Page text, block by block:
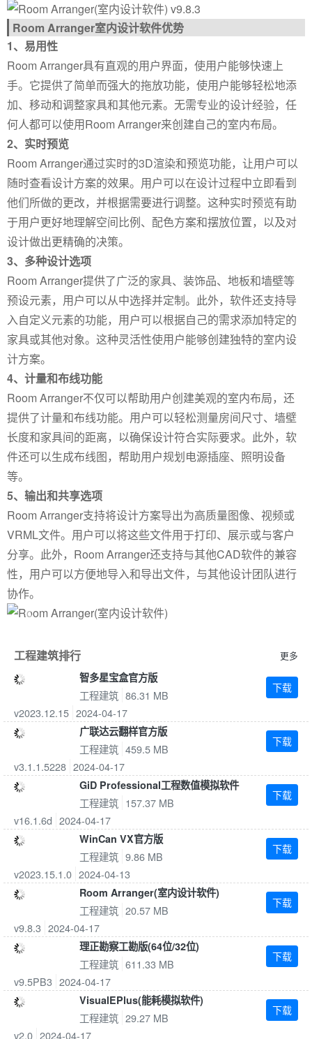
Room Arranger室内设计软件优势
1、易用性
Room Arranger具有直观的用户界面，使用户能够快速上
手。它提供了简单而强大的拖放功能，使用户能够轻松地添
加、移动和调整家具和其他元素。无需专业的设计经验，任
何人都可以使用Room Arranger来创建自己的室内布局。
2、实时预览
Room Arranger通过实时的3D渲染和预览功能，让用户可以
随时查看设计方案的效果。用户可以在设计过程中立即看到
他们所做的更改，并根据需要进行调整。这种实时预览有助
于用户更好地理解空间比例、配色方案和摆放位置，以及对
设计做出更精确的决策。
3、多种设计选项
Room Arranger提供了广泛的家具、装饰品、地板和墙壁等
预设元素，用户可以从中选择并定制。此外，软件还支持导
入自定义元素的功能，用户可以根据自己的需求添加特定的
家具或其他对象。这种灵活性使用户能够创建独特的室内设
计方案。
4、计量和布线功能
Room Arranger不仅可以帮助用户创建美观的室内布局，还
提供了计量和布线功能。用户可以轻松测量房间尺寸、墙壁
长度和家具间的距离，以确保设计符合实际要求。此外，软
件还可以生成布线图，帮助用户规划电源插座、照明设备
等。
5、输出和共享选项
Room Arranger支持将设计方案导出为高质量图像、视频或
VRML文件。用户可以将这些文件用于打印、展示或与客户
分享。此外，Room Arranger还支持与其他CAD软件的兼容
性，用户可以方便地导入和导出文件，与其他设计团队进行
协作。
Previous
工程建筑排行 更多
智多星宝盒官方版
工程建筑 86.31 MB
v2023.12.15 2024-04-17
下载
广联达云翻样官方版
工程建筑 459.5 MB
v3.1.1.5228 2024-04-17
下载
GiD Professional工程数值模拟软件
工程建筑 157.37 MB
v16.1.6d 2024-04-17
下载
WinCan VX官方版
工程建筑 9.86 MB
v2023.15.1.0 2024-04-13
下载
Room Arranger(室内设计软件)
工程建筑 20.57 MB
v9.8.3 2024-04-17
下载
理正勘察工勘版(64位/32位)
工程建筑 611.33 MB
v9.5PB3 2024-04-17
下载
VisualEPlus(能耗模拟软件)
工程建筑 29.27 MB
v2.0 2024-04-17
下载